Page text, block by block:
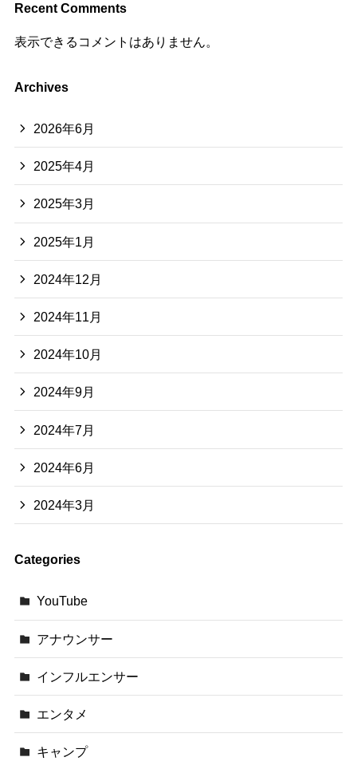
Recent Comments
表示できるコメントはありません。
Archives
2026年6月
2025年4月
2025年3月
2025年1月
2024年12月
2024年11月
2024年10月
2024年9月
2024年7月
2024年6月
2024年3月
Categories
YouTube
アナウンサー
インフルエンサー
エンタメ
キャンプ